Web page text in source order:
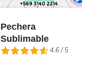
Pechera
Sublimable
4.6 / 5